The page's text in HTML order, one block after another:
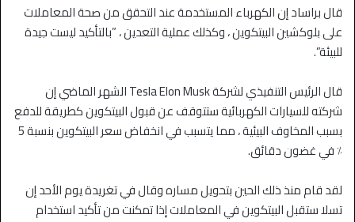
قال براساد إن الكهرباء المستخدمة عند التحقق من صحة المعاملات
على بلوكشين البيتكوين ، وكذلك عملية التعدين ، ”بالتأكيد ليست جيدة
للبيئة”.
قال الرئيس التنفيذي لشركة Tesla Elon Musk الشهر الماضي إن
شركته للسيارات الكهربائية ستتوقف عن قبول البيتكوين كطريقة للدفع
بسبب المخاوف البيئية ، مما يتسبب في انخفاض سعر البيتكوين بنسبة 5
٪ في غضون دقائق.
لقد قام منذ ذلك الحين بتحويل مساره وقال في تغريدة يوم الأحد إن
تسلا ستقبل البيتكوين في المعاملات إذا تمكنت من تأكيد استخدام